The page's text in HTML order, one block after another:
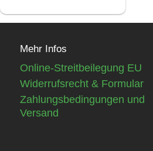
Mehr Infos
Online-Streitbeilegung EU
Widerrufsrecht & Formular
Zahlungsbedingungen und
Versand